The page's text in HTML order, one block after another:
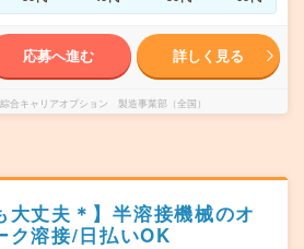
応募へ進む 詳しく見る
合キャリアオプション 製造事業部（全国）
大丈夫＊】半溶接機械のオ
ク溶接/日払いOK